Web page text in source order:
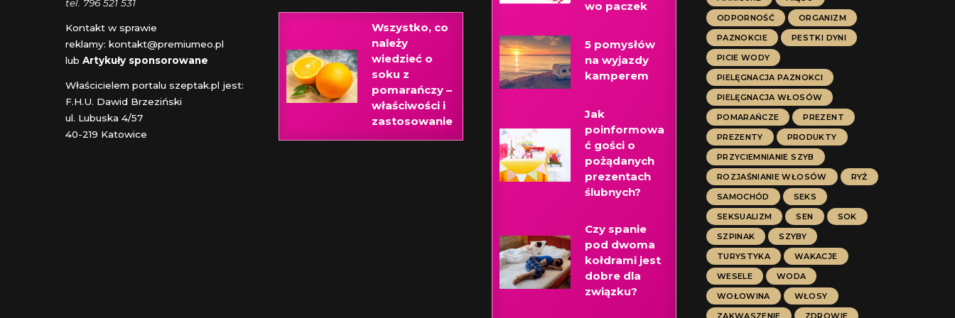
tel. 796 521 531
Kontakt w sprawie
reklamy: kontakt@premiumeo.pl
lub Artykuły sponsorowane
Właścicielem portalu szeptak.pl jest:
F.H.U. Dawid Brzeziński
ul. Lubuska 4/57
40-219 Katowice
Wszystko, co
należy
wiedzieć o
soku z
pomarańczy –
właściwości i
zastosowanie
wo paczek
5 pomysłów
na wyjazdy
kamperem
Jak
poinformowa
ć gości o
pożądanych
prezentach
ślubnych?
Czy spanie
pod dwoma
kołdrami jest
dobre dla
związku?
ODPORNOŚĆ
ORGANIZM
PAZNOKCIE
PESTKI DYNI
PICIE WODY
PIELĘGNACJA PAZNOKCI
PIELĘGNACJA WŁOSÓW
POMARAŃCZE
PREZENT
PREZENTY
PRODUKTY
PRZYCIEMNIANIE SZYB
ROZJAŚNIANIE WŁOSÓW
RYŻ
SAMOCHÓD
SEKS
SEKSUALIZM
SEN
SOK
SZPINAK
SZYBY
TURYSTYKA
WAKACJE
WESELE
WODA
WOŁOWINA
WŁOSY
ZAKWASZENIE
ZDROWIE